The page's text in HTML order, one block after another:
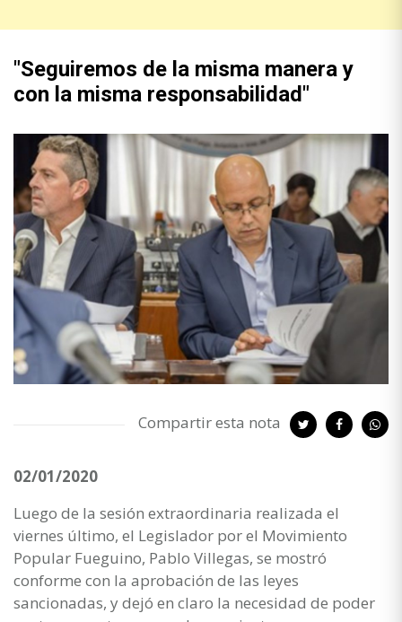
"Seguiremos de la misma manera y
con la misma responsabilidad"
Compartir esta nota
02/01/2020
Luego de la sesión extraordinaria realizada el
viernes último, el Legislador por el Movimiento
Popular Fueguino, Pablo Villegas, se mostró
conforme con la aprobación de las leyes
sancionadas, y dejó en claro la necesidad de poder